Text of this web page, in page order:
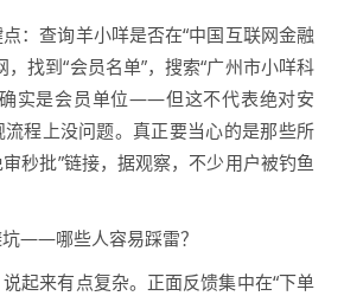
：查询羊小咩是否在“中国互联网金融
，找到“会员名单”，搜索“广州市小咩科
实是会员单位——但这不代表绝对安
程上没问题。真正要当心的是那些所
审秒批”链接，据观察，不少用户被钓鱼
——哪些人容易踩雷？
起来有点复杂。正面反馈集中在“下单